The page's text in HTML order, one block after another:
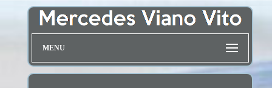
MENU